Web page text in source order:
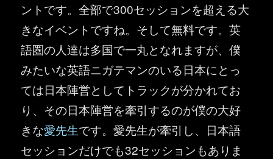
ントです。全部で300セッションを超える大
きなイベントですね。そして無料です。英
語圏の人達は多国で一丸となれますが、僕
みたいな英語ニガテマンのいる日本にとっ
ては日本陣営としてトラックが分かれてお
り、その日本陣営を牽引するのが僕の大好
きな愛先生です。愛先生が牽引し、日本語
セッションだけでも32セッションもありま